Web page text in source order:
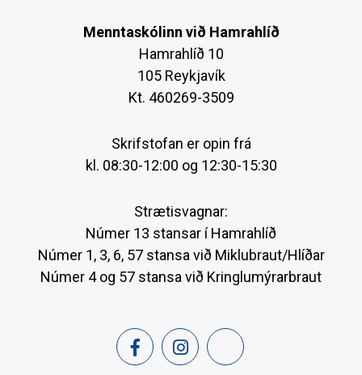
Menntaskólinn við Hamrahlíð
Hamrahlíð 10
105 Reykjavík
Kt. 460269-3509
Skrifstofan er opin frá
kl. 08:30-12:00 og 12:30-15:30
Strætisvagnar:
Númer 13 stansar í Hamrahlíð
Númer 1, 3, 6, 57 stansa við Miklubraut/Hlíðar
Númer 4 og 57 stansa við Kringlumýrarbraut